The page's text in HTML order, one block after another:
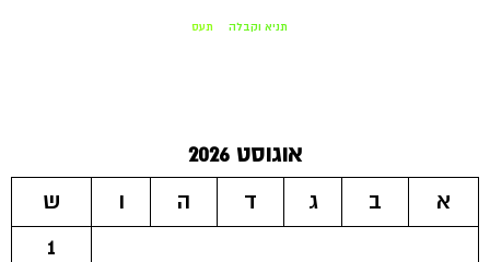
תניא וקבלה תעס
אוגוסט 2026
א
ב ג ד ה ו
ש
1